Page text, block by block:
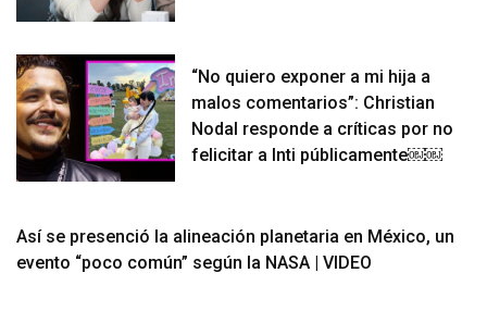
“No quiero exponer a mi hija a
malos comentarios”: Christian
Nodal responde a críticas por no
felicitar a Inti públicamente￼￼
Así se presenció la alineación planetaria en México, un
evento “poco común” según la NASA | VIDEO